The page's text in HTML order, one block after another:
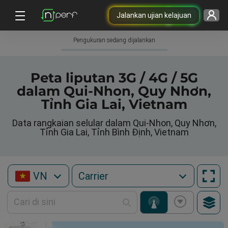
Jalankan ujian kelajuan
Pengukuran sedang dijalankan
Peta liputan 3G / 4G / 5G
dalam Qui-Nhon, Quy Nhơn,
Tỉnh Gia Lai, Vietnam
Data rangkaian selular dalam Qui-Nhon, Quy Nhơn,
Tỉnh Gia Lai, Tỉnh Bình Định, Vietnam
VN